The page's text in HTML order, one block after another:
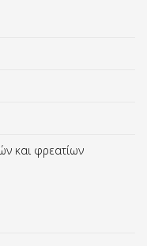
και φρεατίων